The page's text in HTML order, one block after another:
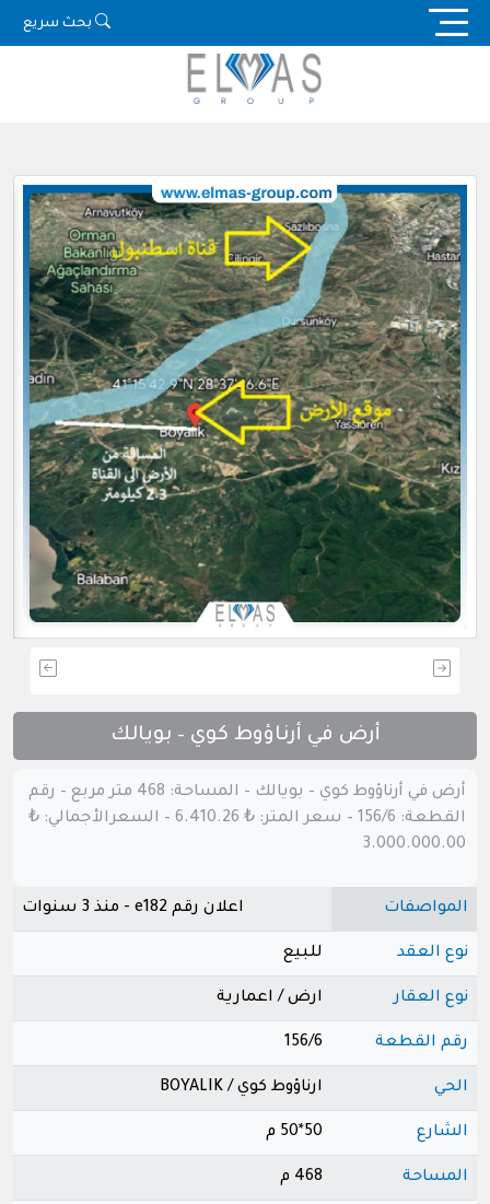
Skip
بحث سريع
أرض في أرناؤوط كوي – بويالك
أرض في أرناؤوط كوي – بويالك – المساحة: 468 متر مربع – رقم
القطعة: 156/6 – سعر المتر: ₺ 6.410.26 – السعرالأجمالي: ₺
3.000.000.00
المواصفات اعلان رقم e182 - منذ 3 سنوات
نوع العقد للبيع
نوع العقار ارض / اعمارية
رقم القطعة 156/6
الحي ارناؤوط كوي / BOYALIK
الشارع 50*50 م
المساحة 468 م